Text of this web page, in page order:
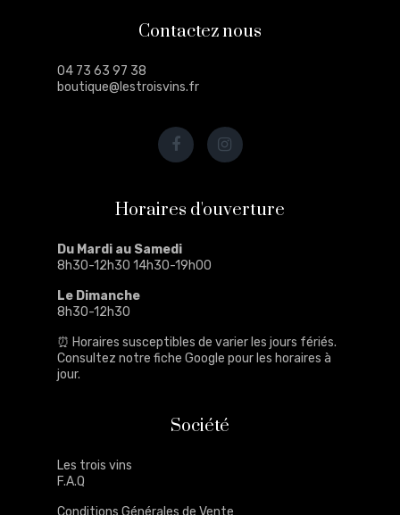
Contactez nous
04 73 63 97 38
boutique@lestroisvins.fr
Horaires d'ouverture
Du Mardi au Samedi
8h30-12h30 14h30-19h00
Le Dimanche
8h30-12h30
⏰ Horaires susceptibles de varier les jours fériés.
Consultez notre fiche Google pour les horaires à
jour.
Société
Les trois vins
F.A.Q